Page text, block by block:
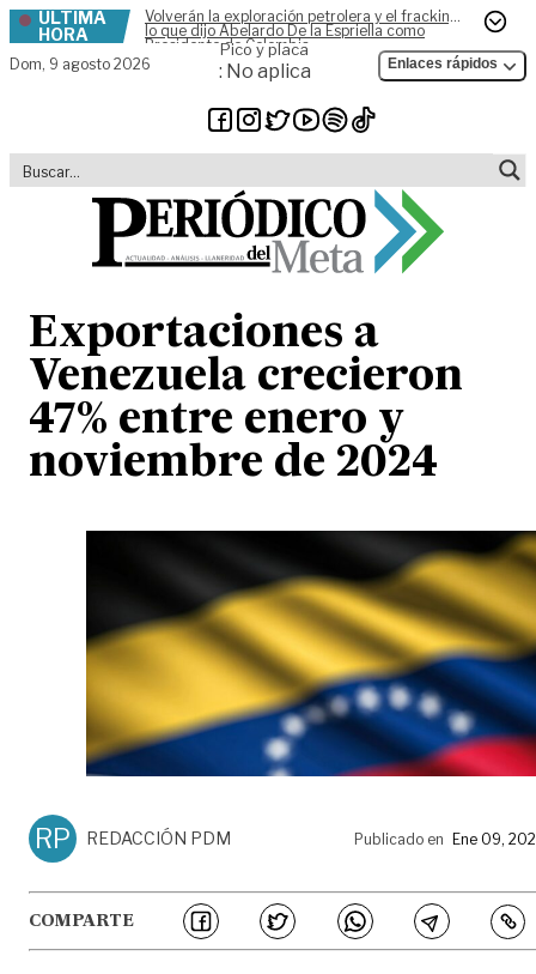
Skip to content
ÚLTIMA
HORA
Volverán la exploración petrolera y el fracking,
lo que dijo Abelardo De la Espriella como
Presidente de Colombia
Dom, 9 agosto 2026
Pico y placa
: No aplica Enlaces rápidos
Exportaciones a
Venezuela crecieron
47% entre enero y
noviembre de 2024
RP REDACCIÓN PDM Publicado en Ene 09,
COMPARTE